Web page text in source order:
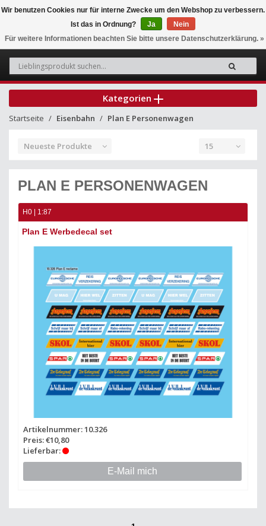
0
Kategorien
Startseite Eisenbahn Plan E Personenwagen
Neueste Produkte 15
PLAN E PERSONENWAGEN
H0 | 1:87
Plan E Werbedecal set
Artikelnummer: 10.326
Preis: €10,80
Lieferbar:
E-Mail mich
Wir benutzen Cookies nur für interne Zwecke um den Webshop zu verbessern.
Ist das in Ordnung?
Ja
Nein
Für weitere Informationen beachten Sie bitte unsere Datenschutzerklärung. »